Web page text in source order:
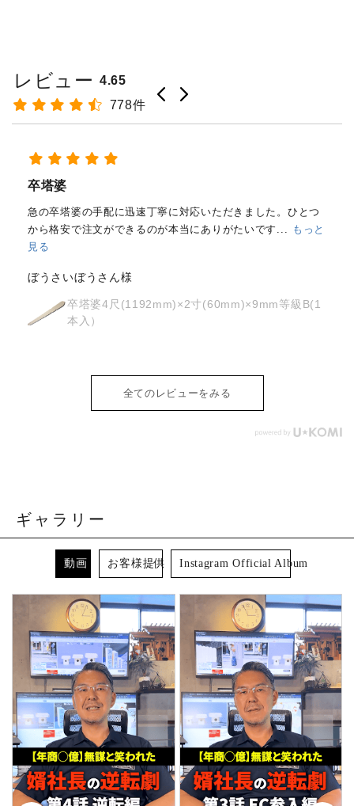
レビュー 4.65
778件
経木塔婆・水塔婆五輪型１尺
(303mm)×62mm×0.4mm(200...
もっと見る
はじめて注文しました。メールと電話で内容照会しました
が、どちらも丁寧に対応していただきました。製品の
osyoh様
経木塔婆・水塔婆五輪型１尺
全てのレビューをみる
ギャラリー
動画 お客様提供 Instagram Official Album